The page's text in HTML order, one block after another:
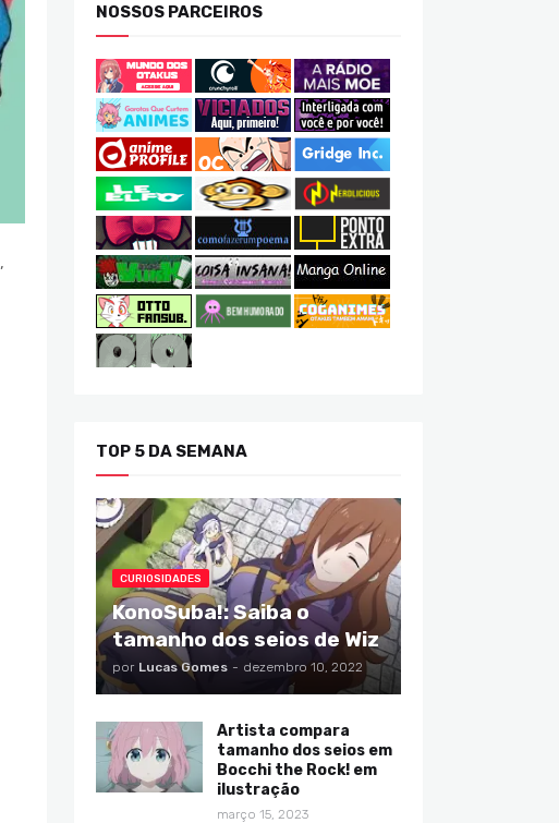
,
NOSSOS PARCEIROS
TOP 5 DA SEMANA
CURIOSIDADES
KonoSuba!: Saiba o
tamanho dos seios de Wiz
por Lucas Gomes - dezembro 10, 2022
Artista compara
tamanho dos seios em
Bocchi the Rock! em
ilustração
março 15, 2023